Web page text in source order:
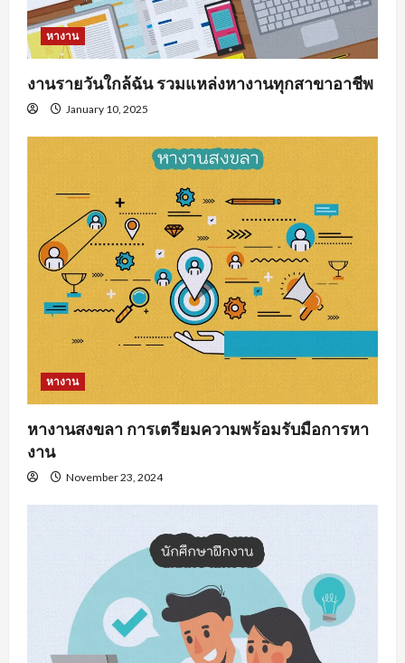
หางาน
งานรายวันใกล้ฉัน รวมแหล่งหางานทุกสาขาอาชีพ
January 10, 2025
หางาน
หางานสงขลา การเตรียมความพร้อมรับมือการหา
งาน
November 23, 2024